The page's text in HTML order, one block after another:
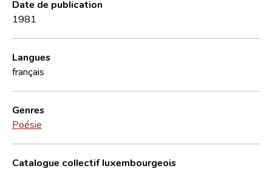
Date de publication
1981
Langues
français
Genres
Poésie
Catalogue collectif luxembourgeois